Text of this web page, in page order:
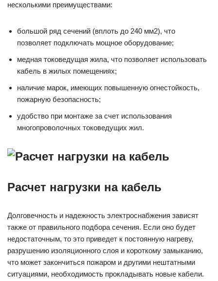
несколькими преимуществами:
большой ряд сечений (вплоть до 240 мм2), что
позволяет подключать мощное оборудование;
медная токоведущая жила, что позволяет использовать
кабель в жилых помещениях;
наличие марок, имеющих повышенную огнестойкость,
пожарную безопасность;
удобство при монтаже за счет использования
многопроволочных токоведущих жил.
Расчет нагрузки на кабель
Долговечность и надежность электроснабжения зависят
также от правильного подбора сечения. Если оно будет
недостаточным, то это приведет к постоянную нагреву,
разрушению изоляционного слоя и короткому замыканию,
что может закончиться пожаром и другими нештатными
ситуациями, необходимость прокладывать новые кабели.